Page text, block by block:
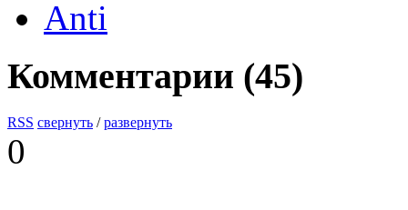
Anti
Комментарии (45)
RSS свернуть /развернуть
0